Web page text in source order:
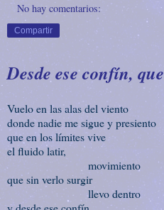
No hay comentarios:
Compartir
Desde ese confín,
Vuelo en las alas del viento
donde nadie me sigue y presiento
que en los límites vive
el fluido latir,
movimiento
que sin verlo surgir
llevo dentro